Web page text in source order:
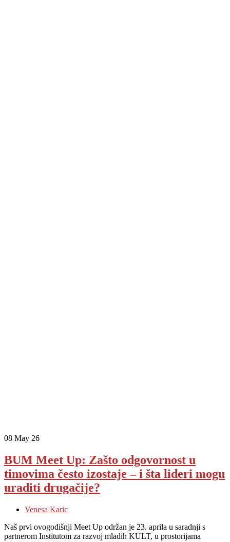
08 May 26
BUM Meet Up: Zašto odgovornost u
timovima često izostaje – i šta lideri mogu
uraditi drugačije?
Venesa Karic
Naš prvi ovogodišnji Meet Up održan je 23. aprila u saradnji s
partnerom Institutom za razvoj mladih KULT, u prostorijama